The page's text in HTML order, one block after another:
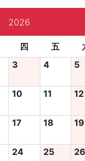
2026
四 五
3 4 5
10 11 12
17 18 19
24 25